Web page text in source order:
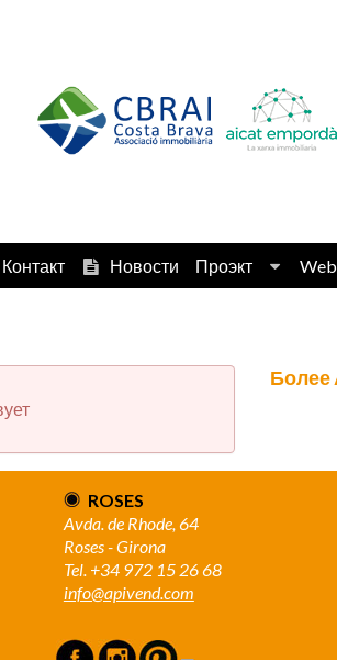
Контакт Новости Проэкт
Более
ROSES
Avda. de Rhode, 64
Roses - Girona
Tel. +34 972 15 26 68
info@apivend.com